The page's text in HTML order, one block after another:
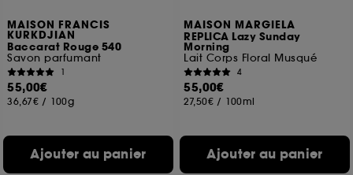
MAISON FRANCIS
KURKDJIAN
Baccarat Rouge 540
Savon parfumant
1
55,00€
36,67€ / 100g
Ajouter au panier
MAISON MARGIELA
REPLICA Lazy Sunday
Morning
Lait Corps Floral Musqué
4
55,00€
27,50€ / 100ml
Ajouter au panier